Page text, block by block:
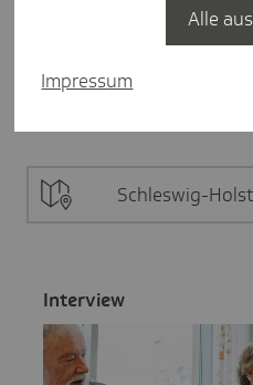
Alle Inhalte
Schleswig-
Inter­view
Impressum
Alle